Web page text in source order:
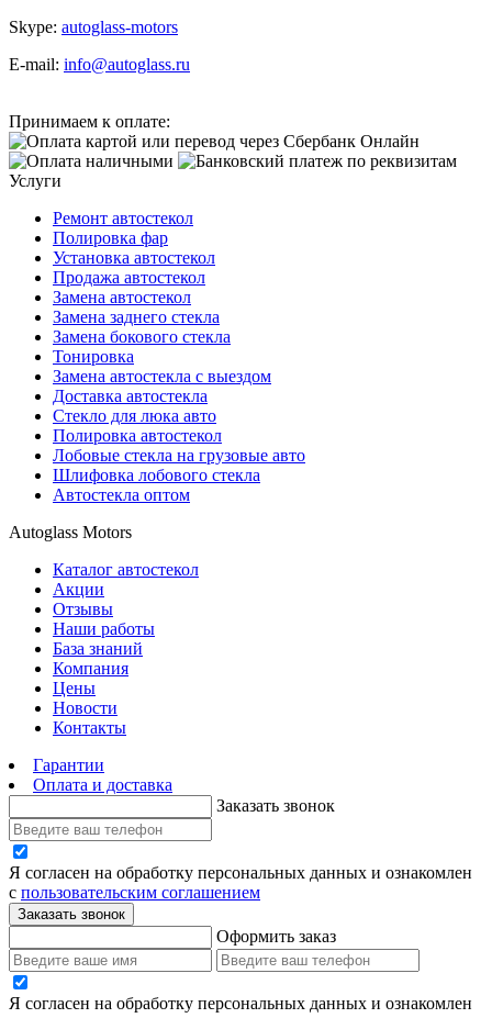
Skype: autoglass-motors
E-mail: info@autoglass.ru
Принимаем к оплате:
Услуги
Ремонт автостекол
Полировка фар
Установка автостекол
Продажа автостекол
Замена автостекол
Замена заднего стекла
Замена бокового стекла
Тонировка
Замена автостекла с выездом
Доставка автостекла
Стекло для люка авто
Полировка автостекол
Лобовые стекла на грузовые авто
Шлифовка лобового стекла
Автостекла оптом
Autoglass Motors
Каталог автостекол
Акции
Отзывы
Наши работы
База знаний
Компания
Цены
Новости
Контакты
Гарантии
Оплата и доставка
Заказать звонок
Я согласен на обработку персональных данных и ознакомлен
с пользовательским соглашением
Заказать звонок
Оформить заказ
Я согласен на обработку персональных данных и ознакомлен